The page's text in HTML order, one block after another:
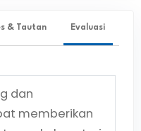
& Tautan Evaluasi
dan
memberikan